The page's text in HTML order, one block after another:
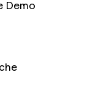
Demo